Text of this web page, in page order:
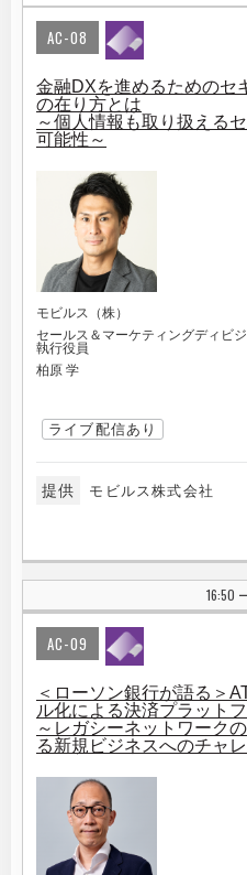
AC-08
金融DXを進めるためのセ
の在り方とは
～個人情報も取り扱える
可能性～
モビルス（株）
セールス＆マーケティングディビ
執行役員
柏原 学
ライブ配信あり
提供 モビルス株式会社
16:50
AC-09
＜ローソン銀行が語る＞
ル化による決済プラット
～レガシーネットワーク
る新規ビジネスへのチャ